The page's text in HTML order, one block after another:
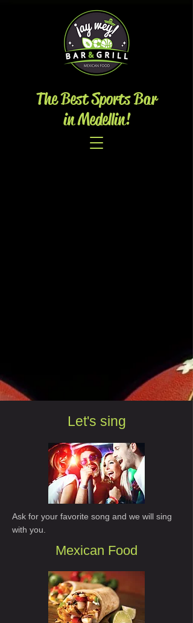
The Best Sports Bar
in Medellin!
Let's sing
Ask for your favorite song and we will sing
with you.
Mexican Food